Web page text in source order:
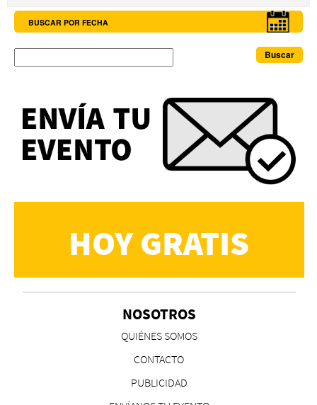
BUSCAR POR FECHA
HOY GRATIS
NOSOTROS
QUIÉNES SOMOS
CONTACTO
PUBLICIDAD